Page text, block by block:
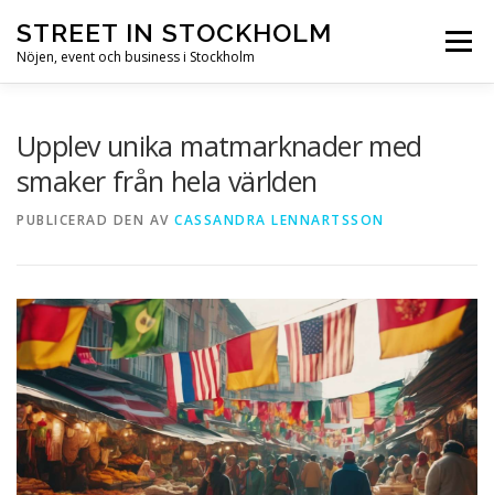
STREET IN STOCKHOLM
Nöjen, event och business i Stockholm
Meny
Upplev unika matmarknader med
smaker från hela världen
PUBLICERAD DEN AV CASSANDRA LENNARTSSON